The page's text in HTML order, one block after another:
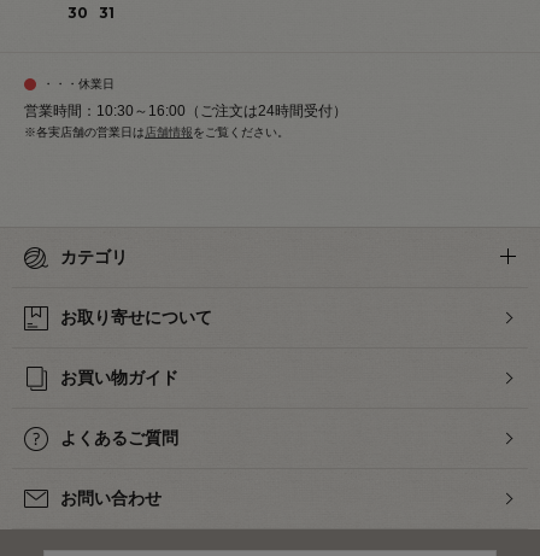
30
31
・・・休業日
営業時間：10:30～16:00（ご注文は24時間受付）
※各実店舗の営業日は 店舗情報をご覧ください。
カテゴリ
お取り寄せについて
お買い物ガイド
よくあるご質問
お問い合わせ